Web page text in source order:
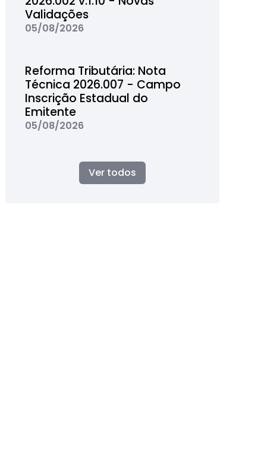
Validações
05/08/2026
Reforma Tributária: Nota
Técnica 2026.007 - Campo
Inscrição Estadual do
Emitente
05/08/2026
Ver todos